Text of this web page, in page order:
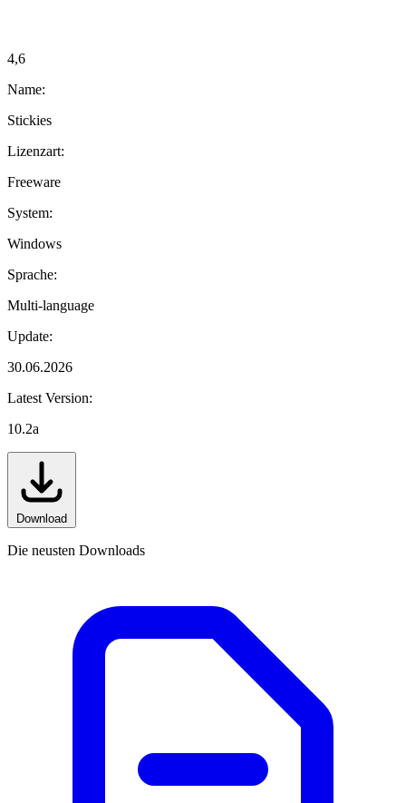
4,6
Name:
Stickies
Lizenzart:
Freeware
System:
Windows
Sprache:
Multi-language
Update:
30.06.2026
Latest Version:
10.2a
Download
Die neusten Downloads